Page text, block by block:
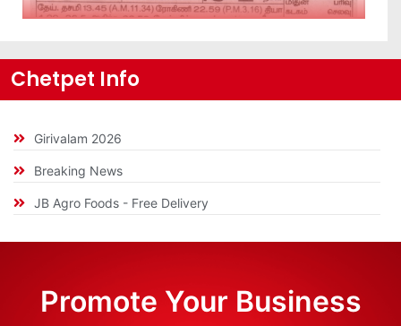
Chetpet Info
Girivalam 2026
Breaking News
JB Agro Foods - Free Delivery
Promote Your Business